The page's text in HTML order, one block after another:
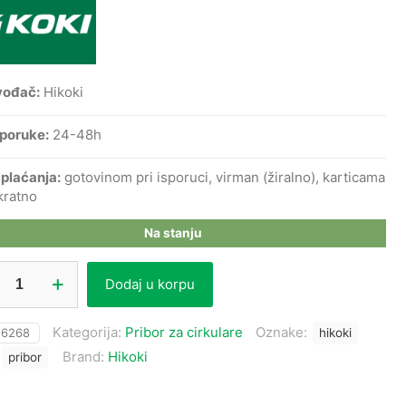
Hikoki
24-48h
gotovinom pri isporuci, virman (žiralno), karticama
Na stanju
Dodaj u korpu
6268 Kategorija: Pribor za cirkulare Oznake:
hikoki
pribor Brand: Hikoki